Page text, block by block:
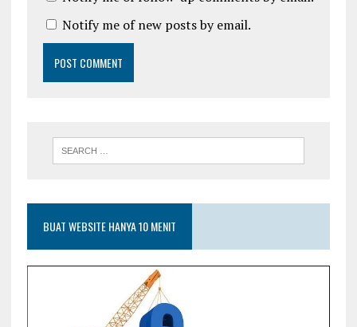
Notify me of new posts by email.
BUAT WEBSITE HANYA 10 MENIT